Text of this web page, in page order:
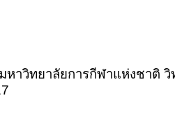
หาวิทยาลัยการกีฬาแห่งชาติ วิ